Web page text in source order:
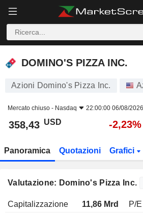
DOMINO'S PIZZA INC.
DOMINO'S PIZZA INC.
Azioni Domino's Pizza Inc.
Mercato chiuso - Nasdaq 22:00:00 06/08/2026
358,43 USD -2,23%
Panoramica Quotazioni Grafici
Valutazione: Domino's Pizza Inc.
Capitalizzazione 11,86 Mrd P/